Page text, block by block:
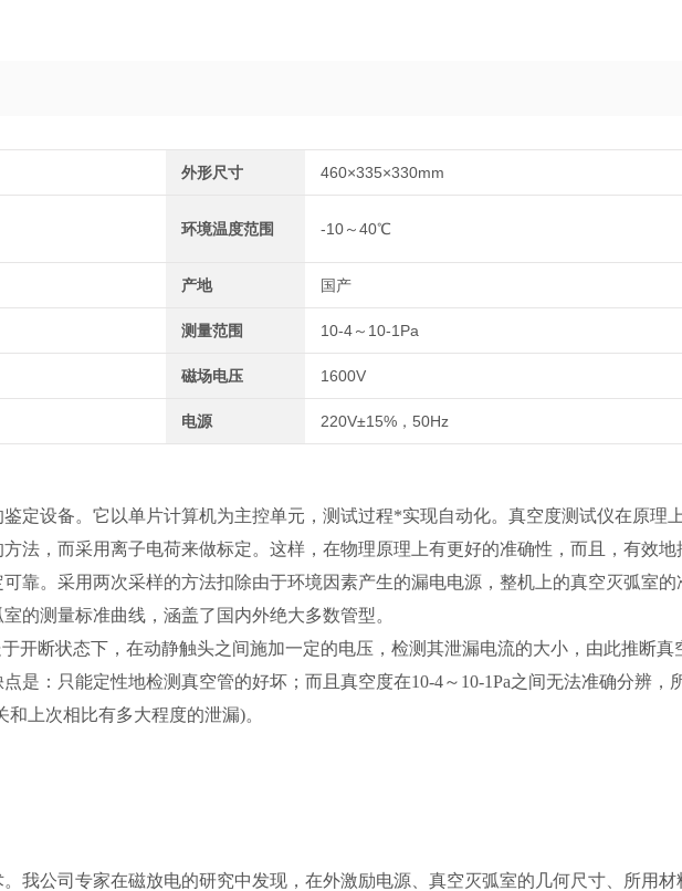
外形尺寸 460×335×330mm
环境温度范围 -10～40℃
产地 国产
测量范围 10-4～10-1Pa
磁场电压 1600V
电源 220V±15%，50Hz
鉴定设备。它以单片计算机为主控单元，测试过程*实现自动化。真空度测试仪在原理
法，而采用离子电荷来做标定。这样，在物理原理上有更好的准确性，而且，有效地
靠。采用两次采样的方法扣除由于环境因素产生的漏电电源，整机上的真空灭弧室的
的测量标准曲线，涵盖了国内外绝大多数管型。
开断状态下，在动静触头之间施加一定的电压，检测其泄漏电流的大小，由此推断真
是：只能定性地检测真空管的好坏；而且真空度在10-4～10-1Pa之间无法准确分辨，
上次相比有多大程度的泄漏)。
我公司专家在磁放电的研究中发现，在外激励电源、真空灭弧室的几何尺寸、所用材